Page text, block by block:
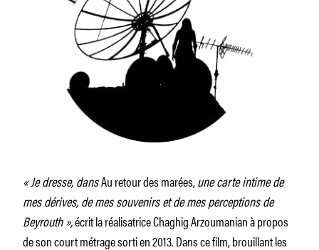
« Je dresse, dansAu retour des marées,une carte intime de
mes dérives, de mes souvenirs et de mes perceptions de
Beyrouth »,écrit la réalisatrice Chaghig Arzoumanian à propos
de son court métrage sorti en 2013. Dans ce film, brouillant les